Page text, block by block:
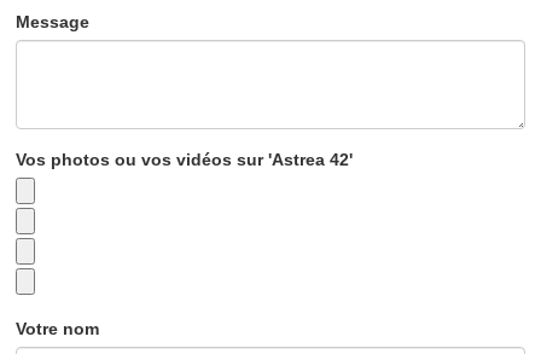
Message
Vos photos ou vos vidéos sur 'Astrea 42'
Votre nom